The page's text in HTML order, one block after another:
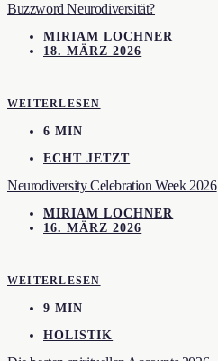
Buzzword Neurodiversität?
MIRIAM LOCHNER
18. MÄRZ 2026
WEITERLESEN
6 MIN
ECHT JETZT
Neurodiversity Celebration Week 2026
MIRIAM LOCHNER
16. MÄRZ 2026
WEITERLESEN
9 MIN
HOLISTIK